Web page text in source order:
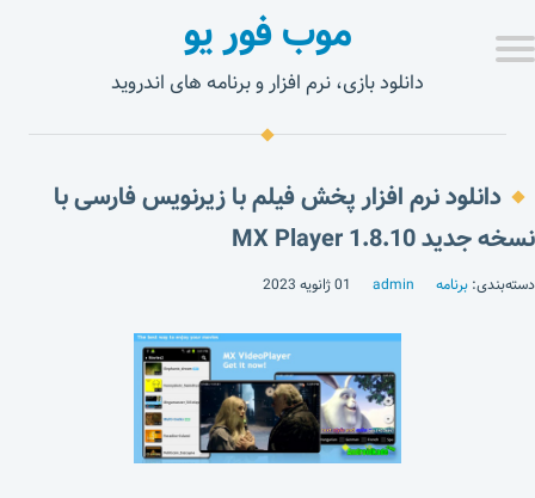
موب فور یو
دانلود بازی، نرم افزار و برنامه های اندروید
دانلود نرم افزار پخش فیلم با زیرنویس فارسی با
نسخه جدید MX Player 1.8.10
دسته‌بندی: برنامه admin 01 ژانویه 2023